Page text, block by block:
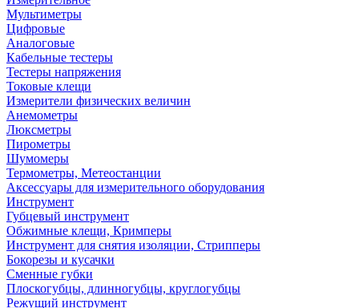
Мультиметры
Цифровые
Аналоговые
Кабельные тестеры
Тестеры напряжения
Токовые клещи
Измерители физических величин
Анемометры
Люксметры
Пирометры
Шумомеры
Термометры, Метеостанции
Аксессуары для измерительного оборудования
Инструмент
Губцевый инструмент
Обжимные клещи, Кримперы
Инструмент для снятия изоляции, Стрипперы
Бокорезы и кусачки
Сменные губки
Плоскогубцы, длинногубцы, круглогубцы
Режущий инструмент